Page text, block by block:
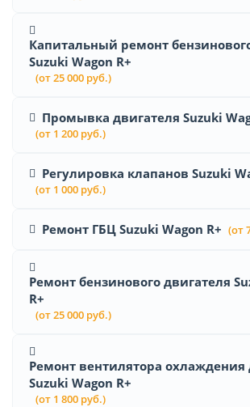
Капитальный ремонт
Suzuki Wagon R+
(от 25 000 руб.)
Промывка двигателя Suzuki
(от 1 200 руб.)
Регулировка клапанов Suzuki
(от 1 000 руб.)
Ремонт ГБЦ Suzuki Wagon R+ (от
Ремонт бензинового двигателя
R+
(от 25 000 руб.)
Ремонт вентилятора охлаждения
Suzuki Wagon R+
(от 1 800 руб.)